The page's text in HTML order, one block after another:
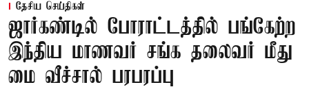
தேசிய செய்திகள்
ஜார்கண்டில் போராட்டத்தில் பங்கேற்ற
இந்திய மாணவர் சங்க தலைவர் மீது
மை வீச்சால் பரபரப்பு